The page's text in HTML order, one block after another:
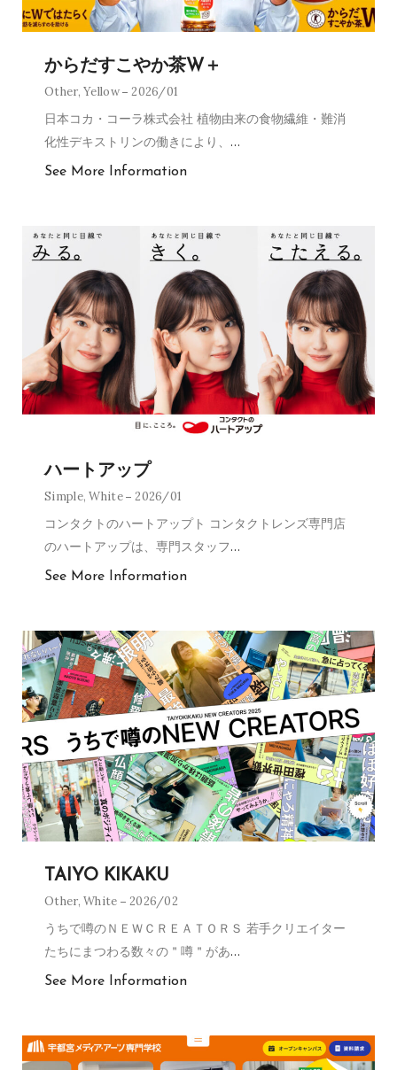
からだすこやか茶W＋
Other,Yellow 2026/01
日本コカ・コーラ株式会社 植物由来の食物繊維・難消
化性デキストリンの働きにより、 …
See More Information
ハートアップ
Simple,White 2026/01
コンタクトのハートアップト コンタクトレンズ専門店
のハートアップは、専門スタッフ…
See More Information
TAIYO KIKAKU
Other,White 2026/02
うちで噂のＮＥＷＣＲＥＡＴＯＲＳ 若手クリエイター
たちにまつわる数々の＂噂＂があ…
See More Information